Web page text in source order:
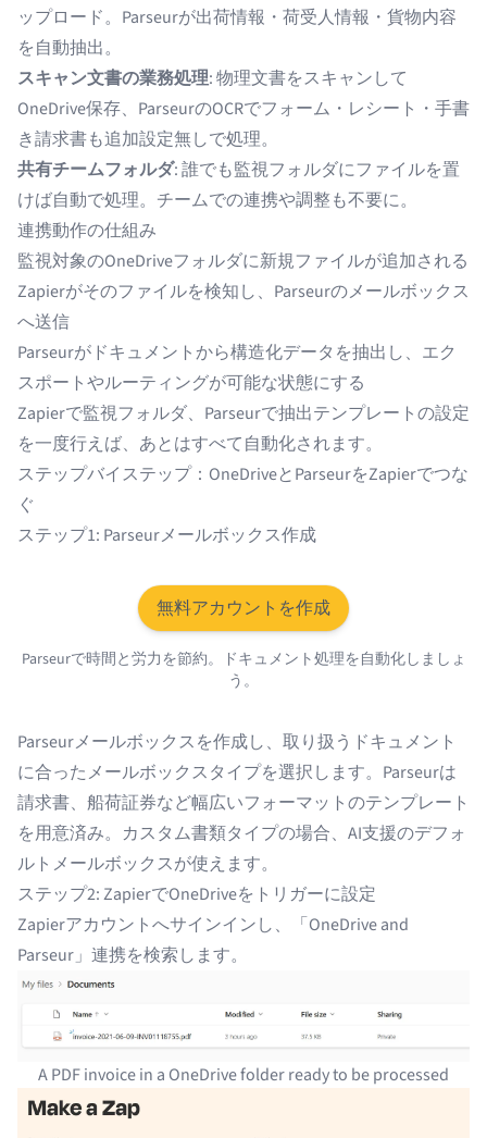
ップロード。Parseurが出荷情報・荷受人情報・貨物内容
を自動抽出。
スキャン文書の業務処理: 物理文書をスキャンして
OneDrive保存、ParseurのOCRでフォーム・レシート・手書
き請求書も追加設定無しで処理。
共有チームフォルダ: 誰でも監視フォルダにファイルを置
けば自動で処理。チームでの連携や調整も不要に。
連携動作の仕組み
監視対象のOneDriveフォルダに新規ファイルが追加される
Zapierがそのファイルを検知し、Parseurのメールボックス
へ送信
Parseurがドキュメントから構造化データを抽出し、エク
スポートやルーティングが可能な状態にする
Zapierで監視フォルダ、Parseurで抽出テンプレートの設定
を一度行えば、あとはすべて自動化されます。
ステップバイステップ：OneDriveとParseurをZapierでつな
ぐ
ステップ1: Parseurメールボックス作成
無料アカウントを作成
Parseurで時間と労力を節約。ドキュメント処理を自動化しましょ
う。
Parseurメールボックスを作成し、取り扱うドキュメント
に合ったメールボックスタイプを選択します。Parseurは
請求書、 船荷証券など幅広いフォーマットのテンプレート
を用意済み。カスタム書類タイプの場合、AI支援のデフォ
ルトメールボックスが使えます。
ステップ2: ZapierでOneDriveをトリガーに設定
Zapierアカウントへサインインし、「OneDrive and
Parseur」連携を検索します。
A PDF invoice in a OneDrive folder ready to be processed